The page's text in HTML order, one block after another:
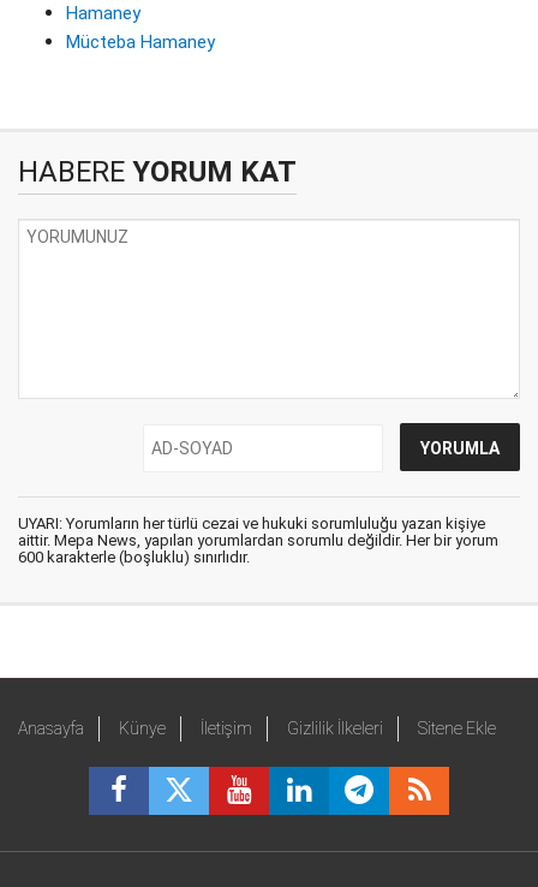
Hamaney
Mücteba Hamaney
HABERE YORUM KAT
UYARI: Yorumların her türlü cezai ve hukuki sorumluluğu yazan kişiye
aittir. Mepa News, yapılan yorumlardan sorumlu değildir. Her bir yorum
600 karakterle (boşluklu) sınırlıdır.
Anasayfa Künye İletişim Gizlilik İlkeleri Sitene Ekle